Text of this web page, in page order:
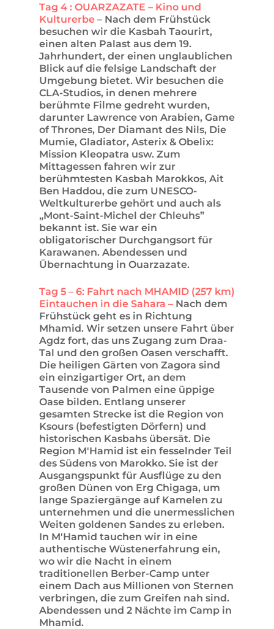
Tag 4 : OUARZAZATE – Kino und
Kulturerbe – Nach dem Frühstück
besuchen wir die Kasbah Taourirt,
einen alten Palast aus dem 19.
Jahrhundert, der einen unglaublichen
Blick auf die felsige Landschaft der
Umgebung bietet. Wir besuchen die
CLA-Studios, in denen mehrere
berühmte Filme gedreht wurden,
darunter Lawrence von Arabien, Game
of Thrones, Der Diamant des Nils, Die
Mumie, Gladiator, Asterix & Obelix:
Mission Kleopatra usw. Zum
Mittagessen fahren wir zur
berühmtesten Kasbah Marokkos, Ait
Ben Haddou, die zum UNESCO-
Weltkulturerbe gehört und auch als
„Mont-Saint-Michel der Chleuhs”
bekannt ist. Sie war ein
obligatorischer Durchgangsort für
Karawanen. Abendessen und
Übernachtung in Ouarzazate.
Tag 5 – 6: Fahrt nach MHAMID (257 km)
Eintauchen in die Sahara – Nach dem
Frühstück geht es in Richtung
Mhamid. Wir setzen unsere Fahrt über
Agdz fort, das uns Zugang zum Draa-
Tal und den großen Oasen verschafft.
Die heiligen Gärten von Zagora sind
ein einzigartiger Ort, an dem
Tausende von Palmen eine üppige
Oase bilden. Entlang unserer
gesamten Strecke ist die Region von
Ksours (befestigten Dörfern) und
historischen Kasbahs übersät. Die
Region M'Hamid ist ein fesselnder Teil
des Südens von Marokko. Sie ist der
Ausgangspunkt für Ausflüge zu den
großen Dünen von Erg Chigaga, um
lange Spaziergänge auf Kamelen zu
unternehmen und die unermesslichen
Weiten goldenen Sandes zu erleben.
In M'Hamid tauchen wir in eine
authentische Wüstenerfahrung ein,
wo wir die Nacht in einem
traditionellen Berber-Camp unter
einem Dach aus Millionen von Sternen
verbringen, die zum Greifen nah sind.
Abendessen und 2 Nächte im Camp in
Mhamid.